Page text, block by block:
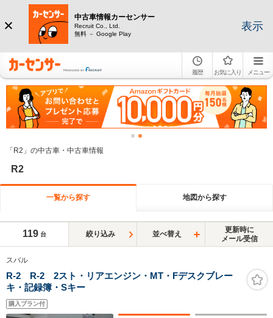
中古車情報カーセンサー
Recruit Co., Ltd.
無料 － Google Play
表示
履歴 お気に入り メニュー
「R2」の中古車・中古車情報
R2
一覧から探す 地図から探す
119 台 絞り込み 並べ替え
更新時に
メール受信
スバル
R-2 R-2 2スト・リアエンジン・MT・Fデスクブレー
キ・記録簿・Sキー
購入プラン付